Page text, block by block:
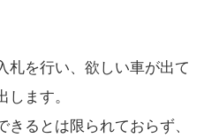
札を行い、欲しい車が出て
します。
るとは限られておらず、